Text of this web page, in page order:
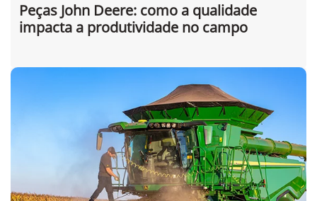
Peças John Deere: como a qualidade
impacta a produtividade no campo